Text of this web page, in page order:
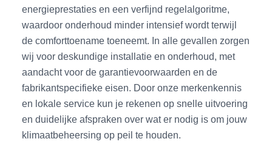
energieprestaties en een verfijnd regelalgoritme,
waardoor onderhoud minder intensief wordt terwijl
de comforttoename toeneemt. In alle gevallen zorgen
wij voor deskundige installatie en onderhoud, met
aandacht voor de garantievoorwaarden en de
fabrikantspecifieke eisen. Door onze merkenkennis
en lokale service kun je rekenen op snelle uitvoering
en duidelijke afspraken over wat er nodig is om jouw
klimaatbeheersing op peil te houden.